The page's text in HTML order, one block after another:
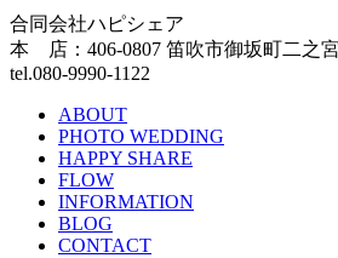
合同会社ハピシェア
本 店：406-0807 笛吹市御坂町二之
tel.080-9990-1122
ABOUT
PHOTO WEDDING
HAPPY SHARE
FLOW
INFORMATION
BLOG
CONTACT